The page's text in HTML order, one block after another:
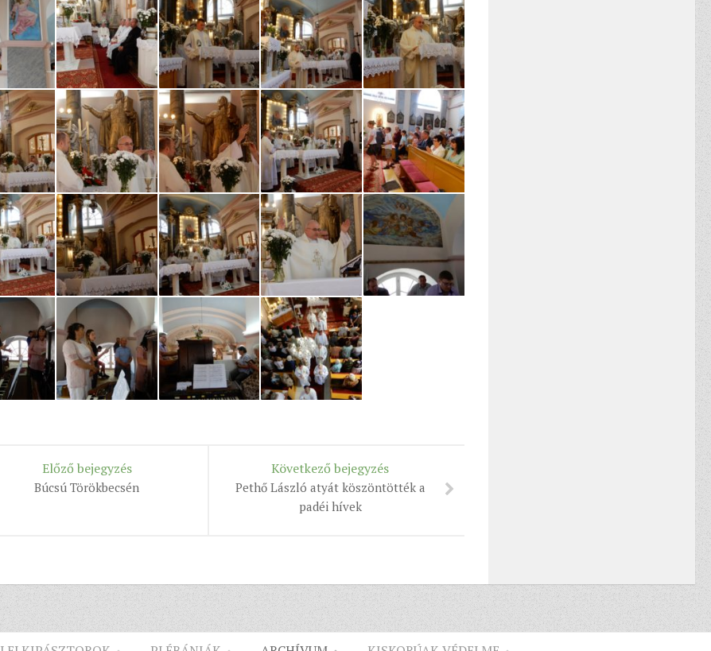
Következő bejegyzés
Pethő László atyát köszöntötték a
padéi hívek
Előző bejegyzés
Búcsú Törökbecsén